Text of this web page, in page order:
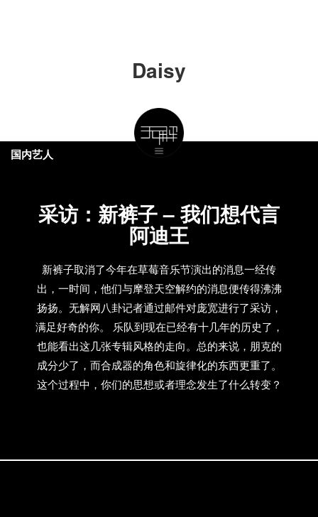
Daisy
采访：新裤子 – 我们想代言
阿迪王
新裤子取消了今年在草莓音乐节演出的消息一经传
出，一时间，他们与摩登天空解约的消息便传得沸沸
扬扬。无解网八卦记者通过邮件对庞宽进行了采访，
满足好奇的你。 乐队到现在已经有十几年的历史了，
也能看出这几张专辑风格的走向。总的来说，朋克的
成分少了，而合成器的角色和旋律化的东西更重了。
这个过程中，你们的思想或者理念发生了什么转变？
专辑里，你们个人最喜欢哪一张？为什么？ 我个人喜
国内艺人